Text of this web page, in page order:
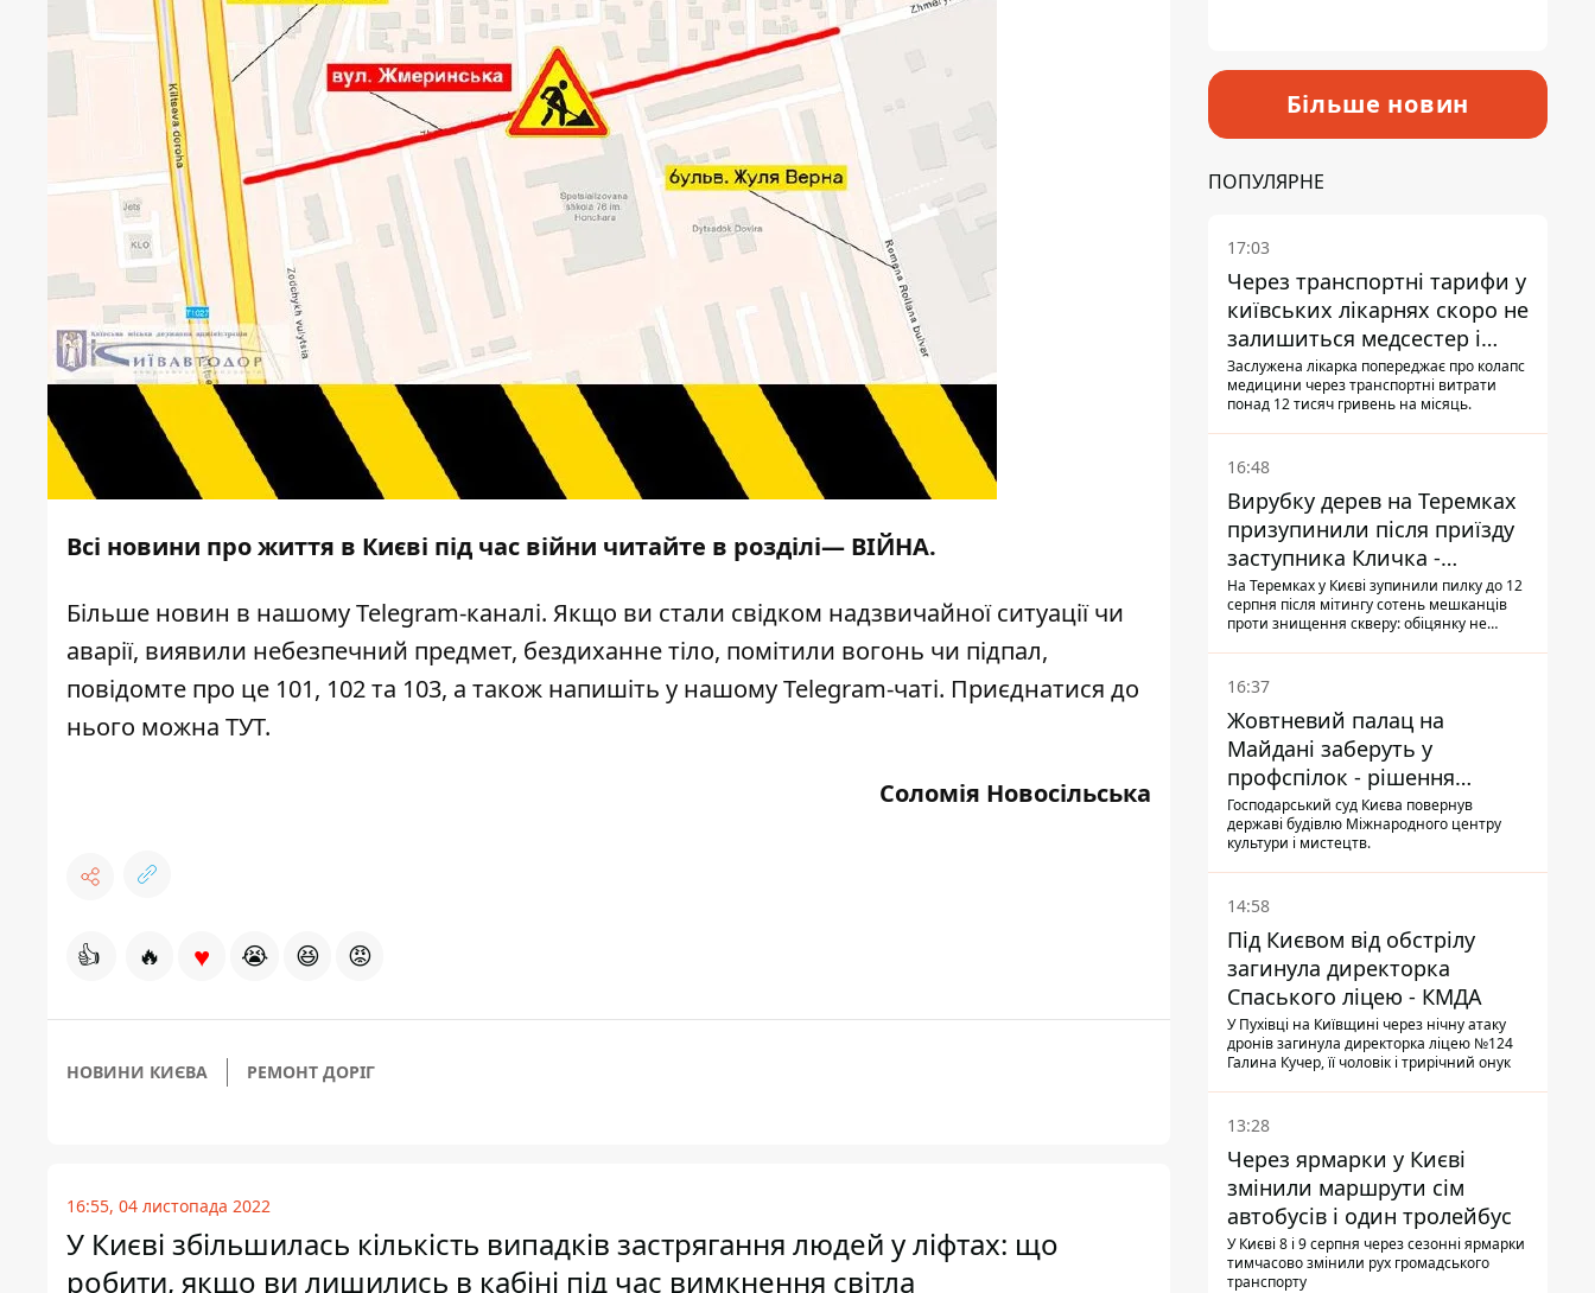
Всі новини про життя в Києві під час війни читайте в розділі— ВІЙНА.
Більше новин в нашомуTelegram-каналі. Якщо ви стали свідком надзвичайної ситуації чи
аварії, виявили небезпечний предмет, бездиханне тіло, помітили вогонь чи підпал,
повідомте про це 101, 102 та 103, а також напишіть у нашому Telegram-чаті. Приєднатися до
нього можна ТУТ.
Соломія Новосільська
👍 🔥 ♥ 😭 😆 😡
НОВИНИ КИЄВА РЕМОНТ ДОРІГ
16:55, 04 листопада 2022
У Києві збільшилась кількість випадків застрягання людей у ліфтах: що
робити, якщо ви лишились в кабіні під час вимкнення світла
Більше новин
ПОПУЛЯРНЕ
17:03
Через транспортні тарифи у
київських лікарнях скоро не
залишиться медсестер і
санітарок - професор
Голубовська
Заслужена лікарка попереджає про колапс
медицини через транспортні витрати
понад 12 тисяч гривень на місяць.
16:48
Вирубку дерев на Теремках
призупинили після приїзду
заступника Кличка -
почався діалог
На Теремках у Києві зупинили пилку до 12
серпня після мітингу сотень мешканців
проти знищення скверу: обіцянку не
прибув налагодити комунікацію
16:37
Жовтневий палац на
Майдані заберуть у
профспілок - рішення
Господарського суду
Господарський суд Києва повернув
державі будівлю Міжнародного центру
культури і мистецтв.
14:58
Під Києвом від обстрілу
загинула директорка
Спаського ліцею - КМДА
У Пухівці на Київщині через нічну атаку
дронів загинула директорка ліцею №124
Галина Кучер, її чоловік і трирічний онук
13:28
Через ярмарки у Києві
змінили маршрути сім
автобусів і один тролейбус
У Києві 8 і 9 серпня через сезонні ярмарки
тимчасово змінили рух громадського
транспорту